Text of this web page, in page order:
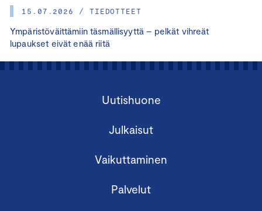
15.07.2026 / TIEDOTTEET
Ympäristöväittämiin täsmällisyyttä – pelkät vihreät
lupaukset eivät enää riitä
Uutishuone
Julkaisut
Vaikuttaminen
Palvelut